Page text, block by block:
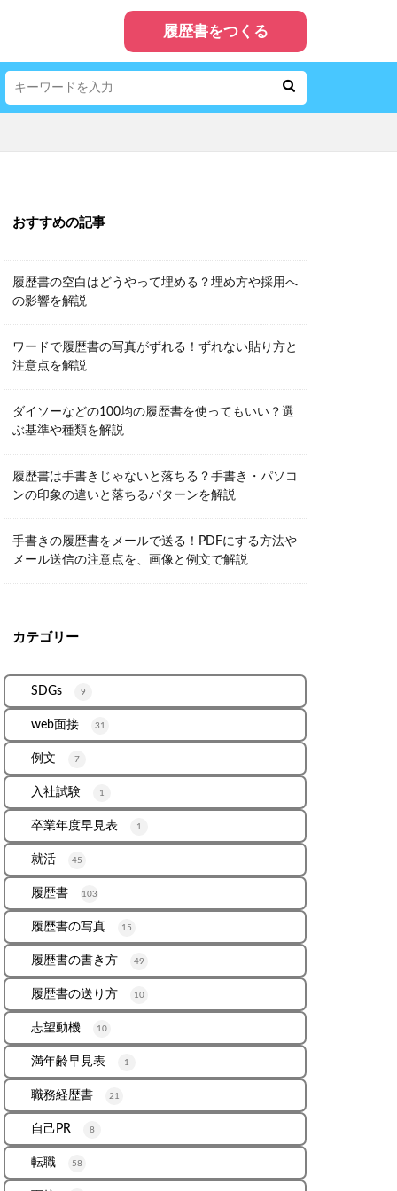
履歴書をつくる
おすすめの記事
履歴書の空白はどうやって埋める？埋め方や採用へ
の影響を解説
ワードで履歴書の写真がずれる！ずれない貼り方と
注意点を解説
ダイソーなどの100均の履歴書を使ってもいい？選
ぶ基準や種類を解説
履歴書は手書きじゃないと落ちる？手書き・パソコ
ンの印象の違いと落ちるパターンを解説
手書きの履歴書をメールで送る！PDFにする方法や
メール送信の注意点を、画像と例文で解説
カテゴリー
SDGs 9
web面接 31
例文 7
入社試験 1
卒業年度早見表 1
就活 45
履歴書 103
履歴書の写真 15
履歴書の書き方 49
履歴書の送り方 10
志望動機 10
満年齢早見表 1
職務経歴書 21
自己PR 8
転職 58